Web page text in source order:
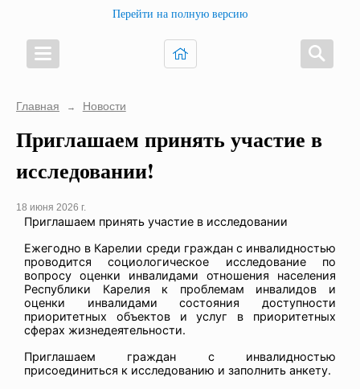
Перейти на полную версию
Главная → Новости
Приглашаем принять участие в
исследовании!
18 июня 2026 г.
Приглашаем принять участие в исследовании
Ежегодно в Карелии среди граждан с инвалидностью
проводится социологическое исследование по
вопросу оценки инвалидами отношения населения
Республики Карелия к проблемам инвалидов и
оценки инвалидами состояния доступности
приоритетных объектов и услуг в приоритетных
сферах жизнедеятельности.
Приглашаем граждан с инвалидностью
присоединиться к исследованию и заполнить анкету.